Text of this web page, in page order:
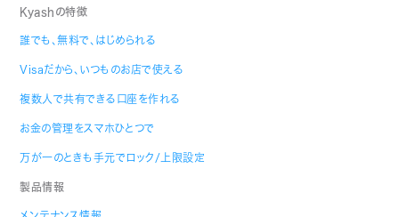
Kyashの特徴
誰でも、無料で、はじめられる
Visaだから、いつものお店で使える
複数人で共有できる口座を作れる
お金の管理をスマホひとつで
万が一のときも手元でロック/上限設定
製品情報